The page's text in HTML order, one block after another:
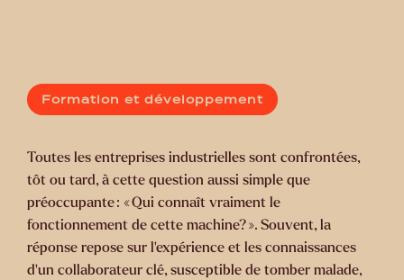
Formation et développement
Toutes les entreprises industrielles sont confrontées,
tôt ou tard, à cette question aussi simple que
préoccupante : « Qui connaît vraiment le
fonctionnement de cette machine? ». Souvent, la
réponse repose sur l’expérience et les connaissances
d’un collaborateur clé, susceptible de tomber malade,